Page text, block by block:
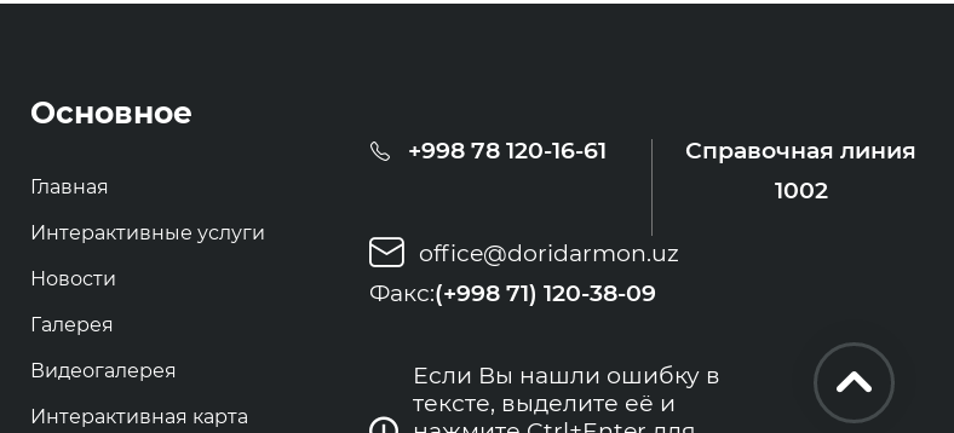
Основное
Главная
Интерактивные услуги
Новости
Галерея
Видеогалерея
Интерактивная карта
+998 78 120-16-61
Справочная линия
1002
office@doridarmon.uz
Факс:(+998 71) 120-38-09
Если Вы нашли ошибку в
тексте, выделите её и